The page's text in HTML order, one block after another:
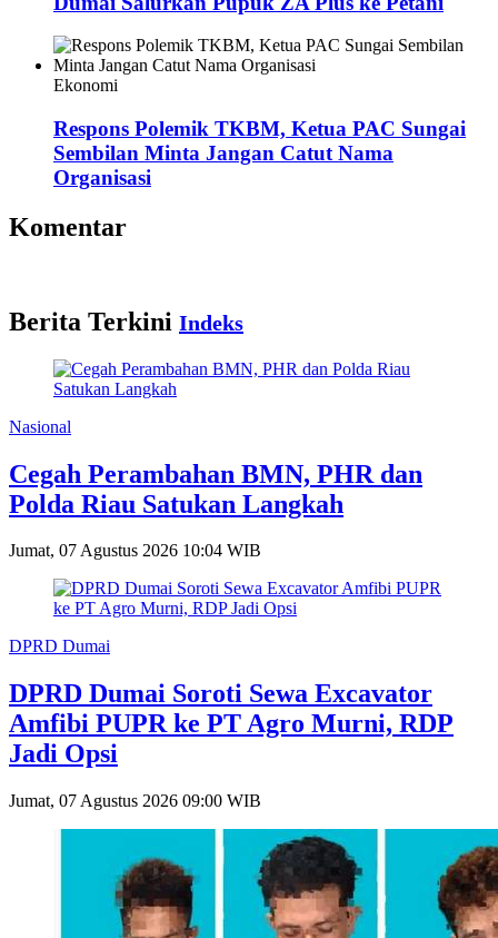
Ekonomi
Respons Polemik TKBM, Ketua PAC Sungai
Sembilan Minta Jangan Catut Nama
Organisasi
Komentar
Berita Terkini Indeks
Nasional
Cegah Perambahan BMN, PHR dan
Polda Riau Satukan Langkah
Jumat, 07 Agustus 2026 10:04 WIB
DPRD Dumai
DPRD Dumai Soroti Sewa Excavator
Amfibi PUPR ke PT Agro Murni, RDP
Jadi Opsi
Jumat, 07 Agustus 2026 09:00 WIB